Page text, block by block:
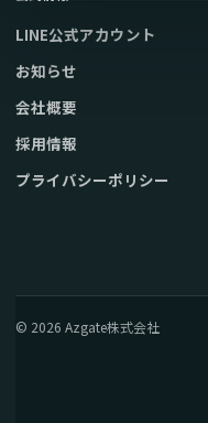
LINE公式アカウント
お知らせ
会社概要
採用情報
プライバシーポリシー
© 2026 Azgate株式会社